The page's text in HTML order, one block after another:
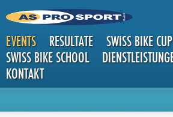
EVENTS RESULTATE
SWISS BIKE CUP
SWISS BIKE SCHOOL
KONTAKT